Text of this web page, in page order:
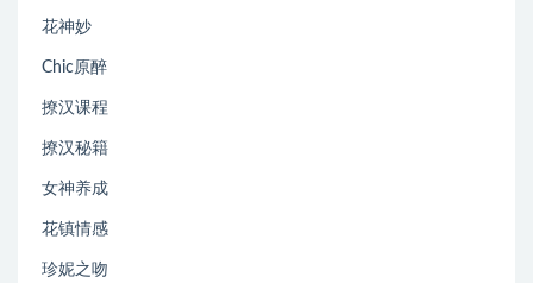
花神妙
Chic原醉
撩汉课程
撩汉秘籍
女神养成
花镇情感
珍妮之吻